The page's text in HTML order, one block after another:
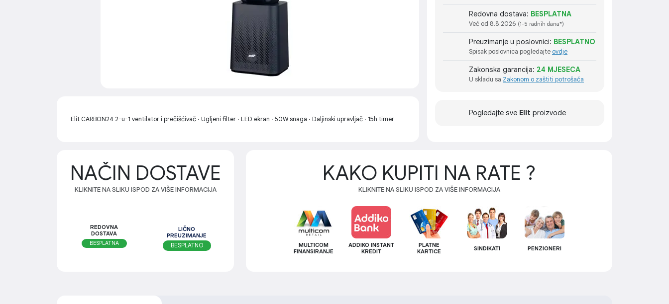
Elit CARBON24 2-u-1 ventilator i prečišćivač ∙ Ugljeni filter ∙ LED ekran ∙ 50W snaga ∙ Daljinski upravljač ∙ 15h timer
Redovna dostava: BESPLATNA
Već od 8.8.2026 (1-5 radnih dana*)
Preuzimanje u poslovnici: BESPLATNO
Spisak poslovnica pogledajte ovdje
Zakonska garancija: 24 MJESECA
U skladu sa Zakonom o zaštiti potrošača
Pogledajte sve Elit proizvode
NAČIN DOSTAVE
KLIKNITE NA SLIKU ISPOD ZA VIŠE INFORMACIJA
REDOVNA
DOSTAVA
BESPLATNA
LIČNO
PREUZIMANJE
BESPLATNO
KAKO KUPITI NA RATE ?
KLIKNITE NA SLIKU ISPOD ZA VIŠE INFORMACIJA
MULTICOM
FINANSIRANJE
ADDIKO INSTANT
KREDIT
PLATNE
KARTICE
SINDIKATI PENZIONERI